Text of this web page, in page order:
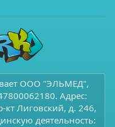
ООО "ЭЛЬМЕД",
Адрес:
кт Лиговский, д. 246,
деятельность: